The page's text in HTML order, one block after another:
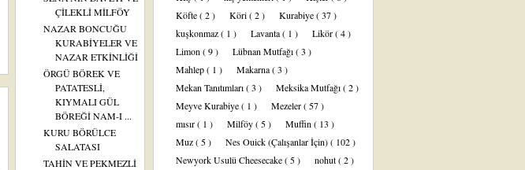
ÇİLEKLİ MİLFÖY
NAZAR BONCUĞU
KURABİYELER VE
NAZAR ETKİNLİĞİ
ÖRGÜ BÖREK VE
PATATESLİ,
KIYMALI GÜL
BÖREĞİ NAM-I ...
KURU BÖRÜLCE
SALATASI
TAHİN VE PEKMEZLİ
Köfte( 2 ) Köri( 2 ) Kurabiye( 37 )
kuşkonmaz( 1 ) Lavanta( 1 ) Likör( 4 )
Limon ( 9 ) Lübnan Mutfağı( 3 )
Mahlep( 1 ) Makarna( 3 )
Mekan Tanıtımları( 3 ) Meksika Mutfağı( 2 )
Meyve Kurabiye( 1 ) Mezeler( 57 )
mısır( 1 ) Milföy( 5 ) Muffin ( 13 )
Muz( 5 ) Nes Ouick (Çalışanlar İçin)( 102 )
Newyork Usulü Cheesecake( 5 ) nohut( 2 )